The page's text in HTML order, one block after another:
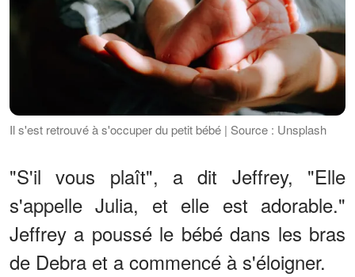
Il s'est retrouvé à s'occuper du petit bébé | Source : Unsplash
"S'il vous plaît", a dit Jeffrey, "Elle
s'appelle Julia, et elle est adorable."
Jeffrey a poussé le bébé dans les bras
de Debra et a commencé à s'éloigner.